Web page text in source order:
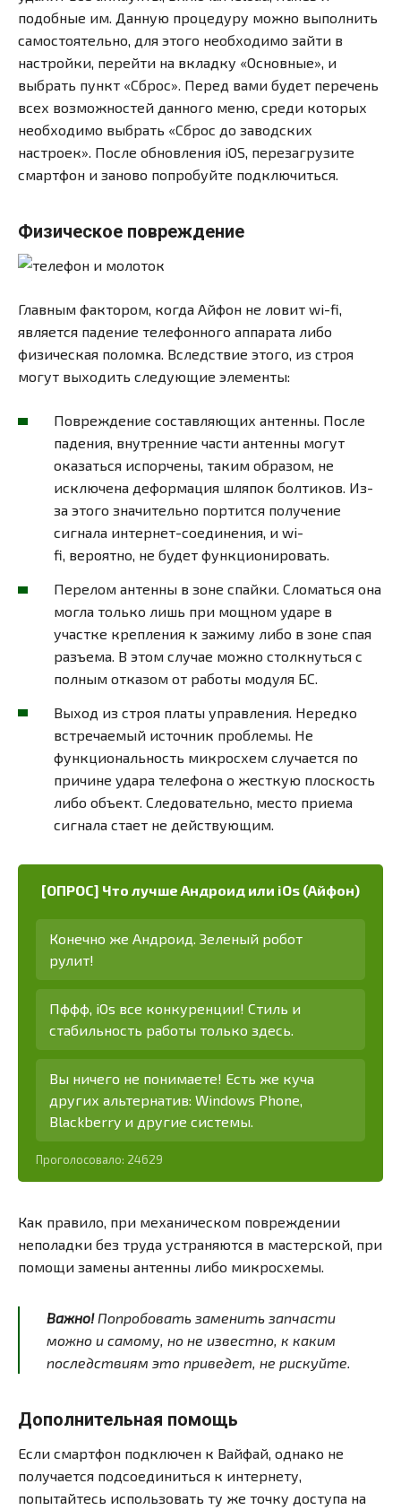
подобные им. Данную процедуру можно выполнить
самостоятельно, для этого необходимо зайти в
настройки, перейти на вкладку «Основные», и
выбрать пункт «Сброс». Перед вами будет перечень
всех возможностей данного меню, среди которых
необходимо выбрать «Сброс до заводских
настроек». После обновления iOS, перезагрузите
смартфон и заново попробуйте подключиться.
Физическое повреждение
Главным фактором, когда Айфон не ловит wi-fi,
является падение телефонного аппарата либо
физическая поломка. Вследствие этого, из строя
могут выходить следующие элементы:
Повреждение составляющих антенны. После
падения, внутренние части антенны могут
оказаться испорчены, таким образом, не
исключена деформация шляпок болтиков. Из-
за этого значительно портится получение
сигнала интернет-соединения, и wi-
fi, вероятно, не будет функционировать.
Перелом антенны в зоне спайки. Сломаться она
могла только лишь при мощном ударе в
участке крепления к зажиму либо в зоне спая
разъема. В этом случае можно столкнуться с
полным отказом от работы модуля БС.
Выход из строя платы управления. Нередко
встречаемый источник проблемы. Не
функциональность микросхем случается по
причине удара телефона о жесткую плоскость
либо объект. Следовательно, место приема
сигнала стает не действующим.
[ОПРОС] Что лучше Андроид или iOs (Айфон)
Конечно же Андроид. Зеленый робот
рулит!
Пффф, iOs все конкуренции! Стиль и
стабильность работы только здесь.
Вы ничего не понимаете! Есть же куча
других альтернатив: Windows Phone,
Blackberry и другие системы.
Проголосовало: 24629
Как правило, при механическом повреждении
неполадки без труда устраняются в мастерской, при
помощи замены антенны либо микросхемы.
Важно!Попробовать заменить запчасти
можно и самому, но не известно, к каким
последствиям это приведет, не рискуйте.
Дополнительная помощь
Если смартфон подключен к Вайфай, однако не
получается подсоединиться к интернету,
попытайтесь использовать ту же точку доступа на